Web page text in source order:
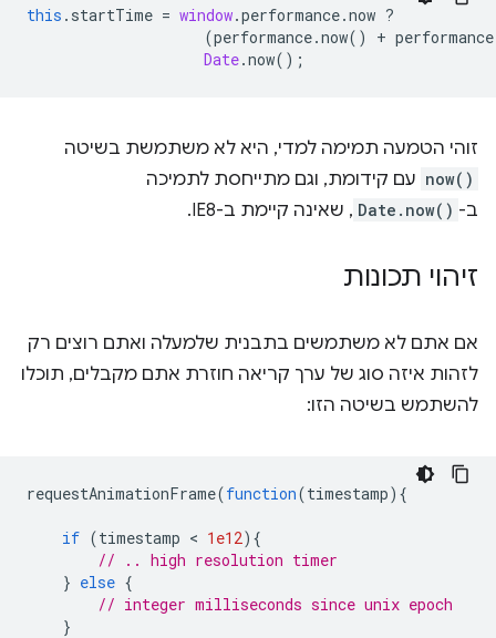
this . startTime = window.performance.now ?
(performance.now() + performance
Date.now();
זוהי הטמעה תמימה למדי, היא לא משתמשת בשיטה
now() עם קידומת, וגם מתייחסת לתמיכה
ב- Date.now() , שאינה קיימת ב-IE8.
זיהוי תכונות
אם אתם לא משתמשים בתבנית שלמעלה ואתם רוצים רק
לזהות איזה סוג של ערך קריאה חוזרת אתם מקבלים, תוכלו
להשתמש בשיטה הזו:
requestAnimationFrame(function(timestamp){
if (timestamp < 1e12){
// .. high resolution timer
} else {
// integer milliseconds since unix epoch
}